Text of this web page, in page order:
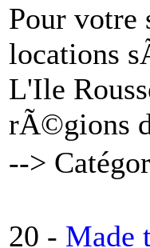
Pour votre
locations
L'Ile
rÃ©gions
-->
20 - Made